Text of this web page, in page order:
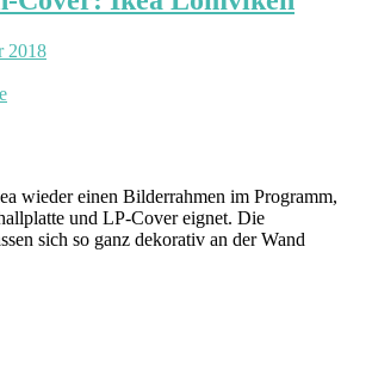
2018
wieder einen Bilderrahmen im Programm,
und LP-Cover eignet. Die
sich so ganz dekorativ an der Wand